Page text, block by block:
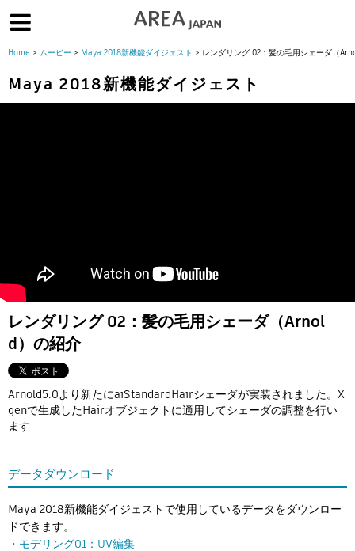
About us | フォーラム | お問合せ | メールマガジン
3DCGとは
建築・製造
Flow Production Tracking（旧ShotGrid）
Home > ムービー > Maya 2018新機能ダイジェスト > レンダリング 02：髪の毛用シェーダ（
Maya 2018新機能ダイジェスト
レンダリング 02：髪の毛用シェーダ（Arnol
d）の紹介
Arnold5.0より新たにaiStandardHairシェーダが実装されました。X
genで生成したHairオブジェクトに適用してシェーダの調整を行い
ます
データダウンロード
Maya 2018新機能ダイジェストで使用しているデータをダウンロー
ドできます。
・モデリング01：UV編集